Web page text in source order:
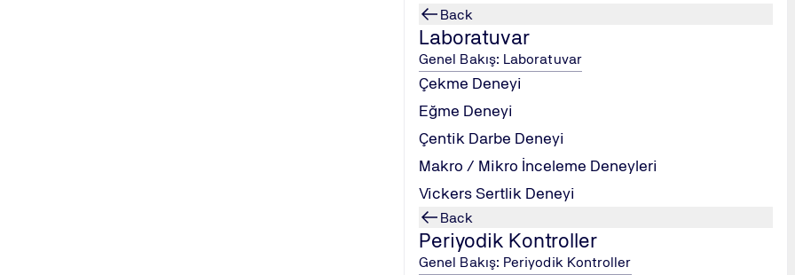
Back
Laboratuvar
Genel Bakış: Laboratuvar
Çekme Deneyi
Eğme Deneyi
Çentik Darbe Deneyi
Makro / Mikro İnceleme Deneyleri
Vickers Sertlik Deneyi
Back
Periyodik Kontroller
Genel Bakış: Periyodik Kontroller